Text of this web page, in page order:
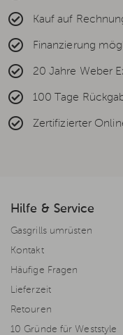
Kauf auf
Finanzierung
20 Jahre Weber
100 Tage
Zertifizierter
Hilfe & Service
Gasgrills umrüsten
Kontakt
Häufige Fragen
Lieferzeit
Retouren
10 Gründe für Weststyle